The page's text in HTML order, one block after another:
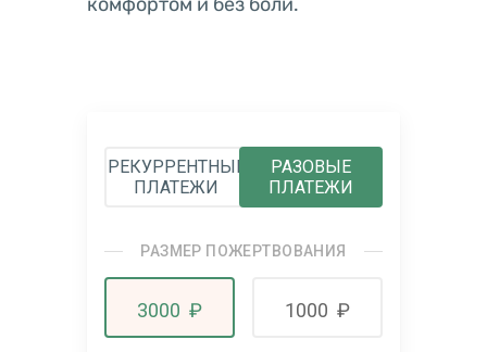
РЕКУРРЕНТНЫЕ
ПЛАТЕЖИ
РАЗОВЫЕ
ПЛАТЕЖИ
РАЗМЕР ПОЖЕРТВОВАНИЯ
3000 ₽ 1000 ₽